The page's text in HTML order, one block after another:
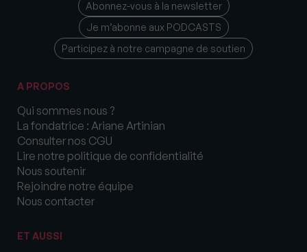
Abonnez-vous à la newsletter
Je m’abonne aux PODCASTS
Participez à notre campagne de soutien
A PROPOS
Qui sommes nous ?
La fondatrice : Ariane Artinian
Consulter nos CGU
Lire notre politique de confidentialité
Nous soutenir
Rejoindre notre équipe
Nous contacter
ET AUSSI